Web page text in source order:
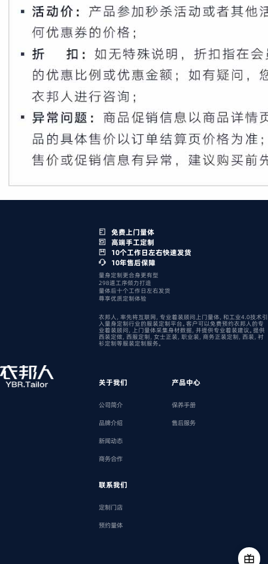
免费上门量体
高端手工定制
10个工作日左右快速发货
10年售后保障
量身定制更合身更有型
298道工序倾力打造
量体后十个工作日左右发货
尊享优质定制体验
衣邦人，率先将互联网，专业着装顾问上门量体，和工业4.0技术引
入量身定制行业的服装定制平台。客户可以免费预约衣邦人的专
业着装顾问，上门量体采集身材数据，并提供专业着装建议。提供
西装定做，西服定制，女士正装，职业装，商务正装定制，西装，衬
衫定制等服装定制服务。
关于我们
公司简介
品牌介绍
新闻动态
商务合作
产品中心
保养手册
售后服务
联系我们
定制门店
预约量体